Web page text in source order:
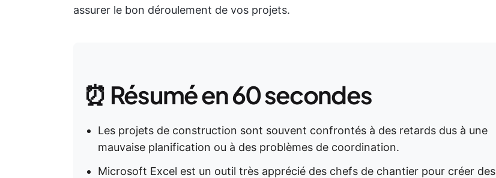
assurer le bon déroulement de vos projets.
⏰ Résumé en 60 secondes
Les projets de construction sont souvent confrontés à des retards dus à une
mauvaise planification ou à des problèmes de coordination.
Microsoft Excel est un outil très apprécié des chefs de chantier pour créer des